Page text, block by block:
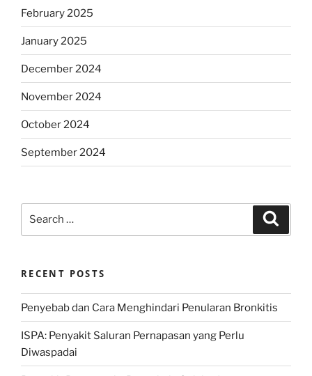
February 2025
January 2025
December 2024
November 2024
October 2024
September 2024
RECENT POSTS
Penyebab dan Cara Menghindari Penularan Bronkitis
ISPA: Penyakit Saluran Pernapasan yang Perlu
Diwaspadai